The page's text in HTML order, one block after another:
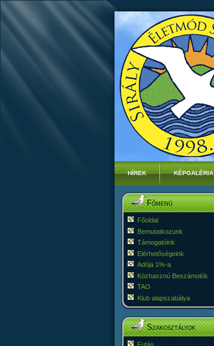
HÍREK KÉPGALÉRIA
Főmenü
Főoldal
Bemutatkozunk
Támogatóink
Elérhetőségeink
Adója 1%-a
Közhasznú Beszámolók
TAO
Klub alapszabálya
Szakosztályok
Futás